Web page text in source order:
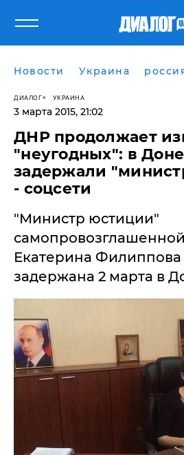
Новости Украина
ДИАЛОГ УКРАИНА
3 марта 2015, 21:02
ДНР продолжает
"неугодных": в
задержали
- соцсети
"Министр юстиции"
Екатерина
задержана 2 марта в